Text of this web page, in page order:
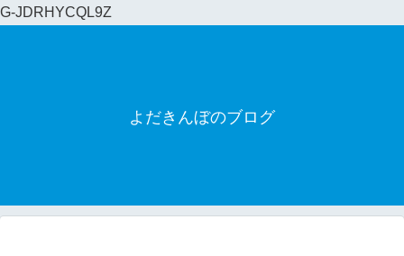
G-JDRHYCQL9Z
よだきんぼのブログ